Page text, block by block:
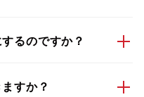
るのですか？
すか？